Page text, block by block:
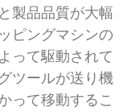
製品品質が大幅
ピングマシンの
って駆動されて
ツールが送り機
って移動するこ